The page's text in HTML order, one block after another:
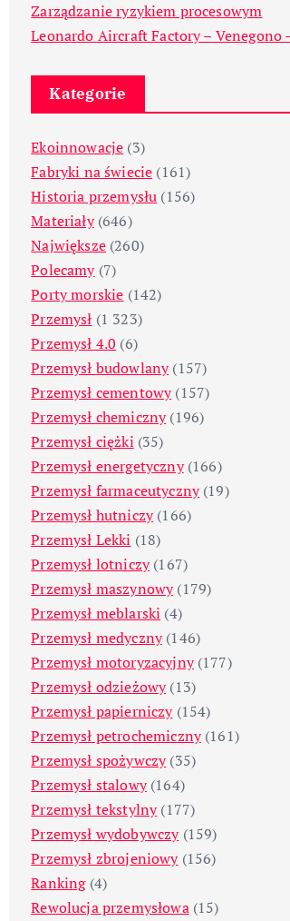
Zarządzanie ryzykiem procesowym
Leonardo Aircraft Factory – Venegono
Kategorie
Ekoinnowacje (3)
Fabryki na świecie (161)
Historia przemysłu (156)
Materiały(646)
Największe(260)
Polecamy(7)
Porty morskie (142)
Przemysł (1 323)
Przemysł 4.0 (6)
Przemysł budowlany(157)
Przemysł cementowy(157)
Przemysł chemiczny(196)
Przemysł ciężki (35)
Przemysł energetyczny(166)
Przemysł farmaceutyczny(19)
Przemysł hutniczy(166)
Przemysł Lekki (18)
Przemysł lotniczy(167)
Przemysł maszynowy(179)
Przemysł meblarski (4)
Przemysł medyczny(146)
Przemysł motoryzacyjny(177)
Przemysł odzieżowy(13)
Przemysł papierniczy(154)
Przemysł petrochemiczny(161)
Przemysł spożywczy(35)
Przemysł stalowy(164)
Przemysł tekstylny(177)
Przemysł wydobywczy(159)
Przemysł zbrojeniowy(156)
Ranking(4)
Rewolucja przemysłowa(15)